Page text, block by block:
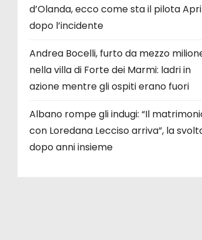
d’Olanda, ecco come sta il pilota
dopo l’incidente
Andrea Bocelli, furto da mezzo
nella villa di Forte dei Marmi: ladri in
azione mentre gli ospiti erano fuori
Albano rompe gli indugi: “Il
con Loredana Lecciso arriva”, la
dopo anni insieme